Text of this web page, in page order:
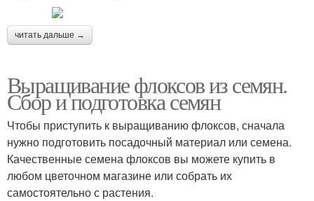
читать дальше →
Выращивание флоксов из семян.
Сбор и подготовка семян
Чтобы приступить к выращиванию флоксов, сначала
нужно подготовить посадочный материал или семена.
Качественные семена флоксов вы можете купить в
любом цветочном магазине или собрать их
самостоятельно с растения.